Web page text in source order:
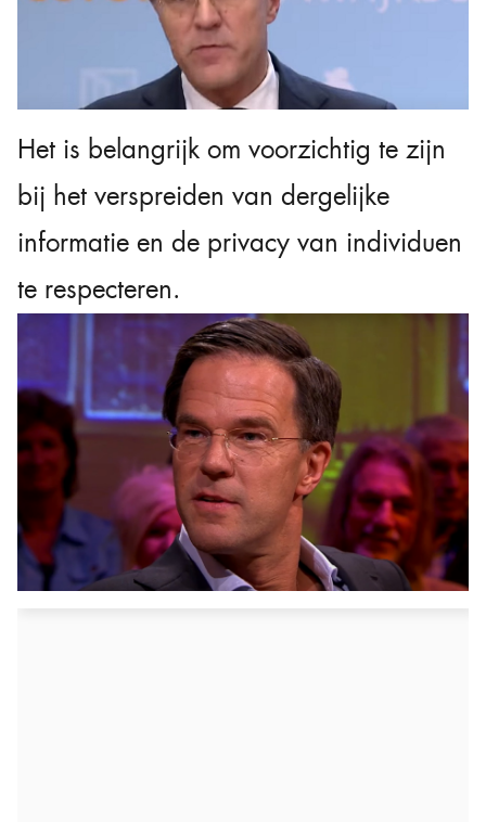
Het is belangrijk om voorzichtig te zijn
bij het verspreiden van dergelijke
informatie en de privacy van individuen
te respecteren.